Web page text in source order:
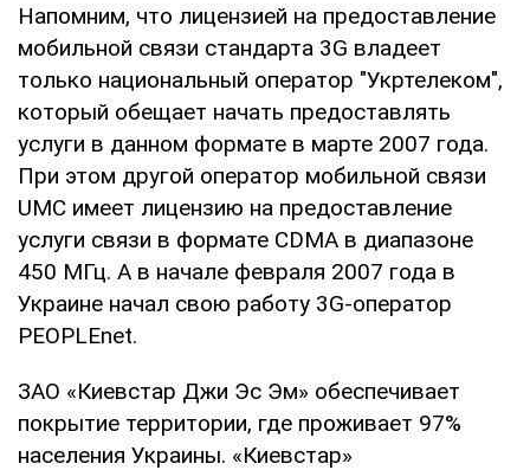
Напомним, что лицензией на предоставление
мобильной связи стандарта 3G владеет
только национальный оператор "Укртелеком",
который обещает начать предоставлять
услуги в данном формате в марте 2007 года.
При этом другой оператор мобильной связи
UMC имеет лицензию на предоставление
услуги связи в формате CDMA в диапазоне
450 МГц. А в начале февраля 2007 года в
Украине начал свою работу 3G-оператор
PEOPLEnet.
ЗАО «Киевстар Джи Эс Эм» обеспечивает
покрытие территории, где проживает 97%
населения Украины. «Киевстар»